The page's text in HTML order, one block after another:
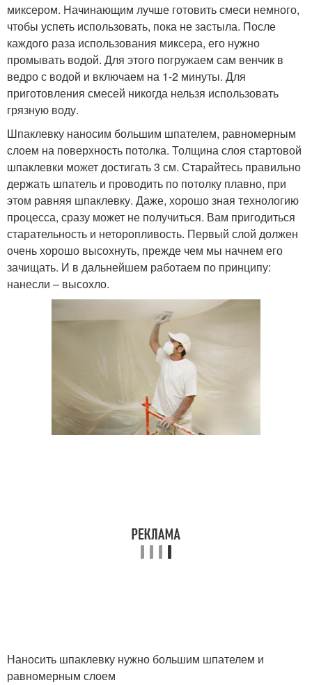
миксером. Начинающим лучше готовить смеси немного,
чтобы успеть использовать, пока не застыла. После
каждого раза использования миксера, его нужно
промывать водой. Для этого погружаем сам венчик в
ведро с водой и включаем на 1-2 минуты. Для
приготовления смесей никогда нельзя использовать
грязную воду.
Шпаклевку наносим большим шпателем, равномерным
слоем на поверхность потолка. Толщина слоя стартовой
шпаклевки может достигать 3 см. Старайтесь правильно
держать шпатель и проводить по потолку плавно, при
этом равняя шпаклевку. Даже, хорошо зная технологию
процесса, сразу может не получиться. Вам пригодиться
старательность и неторопливость. Первый слой должен
очень хорошо высохнуть, прежде чем мы начнем его
зачищать. И в дальнейшем работаем по принципу:
нанесли – высохло.
Наносить шпаклевку нужно большим шпателем и
равномерным слоем